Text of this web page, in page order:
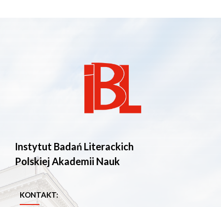
Instytut Badań Literackich
Polskiej Akademii Nauk
KONTAKT: